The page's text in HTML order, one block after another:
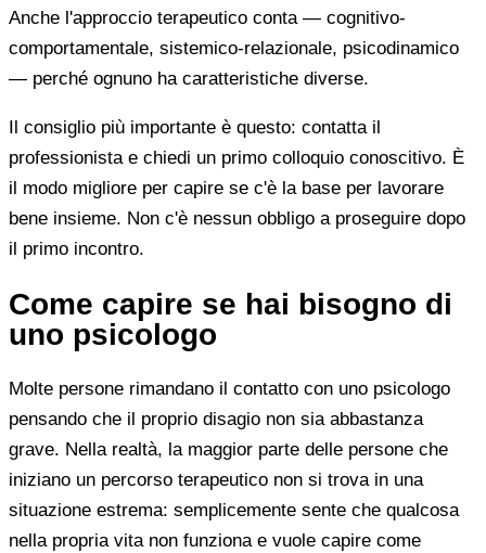
Anche l'approccio terapeutico conta — cognitivo-
comportamentale, sistemico-relazionale, psicodinamico
— perché ognuno ha caratteristiche diverse.
Il consiglio più importante è questo: contatta il
professionista e chiedi un primo colloquio conoscitivo. È
il modo migliore per capire se c'è la base per lavorare
bene insieme. Non c'è nessun obbligo a proseguire dopo
il primo incontro.
Come capire se hai bisogno di
uno psicologo
Molte persone rimandano il contatto con uno psicologo
pensando che il proprio disagio non sia abbastanza
grave. Nella realtà, la maggior parte delle persone che
iniziano un percorso terapeutico non si trova in una
situazione estrema: semplicemente sente che qualcosa
nella propria vita non funziona e vuole capire come